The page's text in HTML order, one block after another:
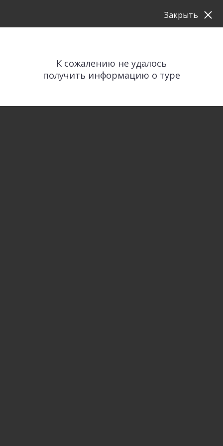
К сожалению не удалось
получить информацию о туре
Закрыть